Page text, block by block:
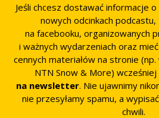
Jeśli chcesz dostawać informacje
nowych odcinkach
na facebooku, organizowanych
i ważnych wydarzeniach oraz
cennych materiałów na stronie
NTN Snow & More) wcześniej
na newsletter. Nie ujawnimy
nie przesyłamy spamu, a
chwili.